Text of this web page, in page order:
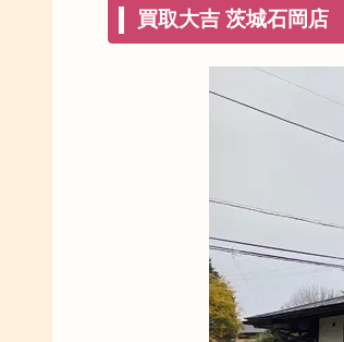
買取大吉 茨城石岡店